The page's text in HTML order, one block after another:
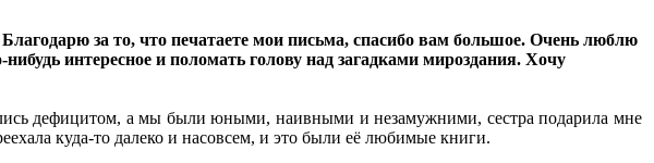
за то, что печатаете мои письма, спасибо вам большое. Очень люблю
интересное и поломать голову над загадками мироздания. Хочу
дефицитом, а мы были юными, наивными и незамужними, сестра подарила мне
куда-то далеко и насовсем, и это были её любимые книги.